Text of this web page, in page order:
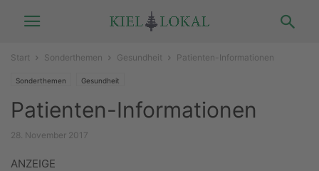
Start Sonderthemen Gesundheit Patienten-Informationen
Sonderthemen Gesundheit
Patienten-Informationen
28. November 2017
ANZEIGE